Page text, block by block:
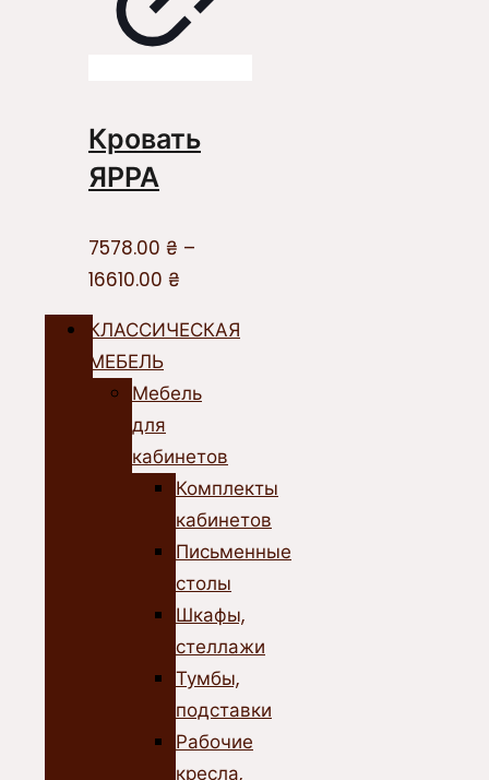
Кровать
ЯРРА
7578.00 ₴ –
16610.00 ₴
КЛАССИЧЕСКАЯ
МЕБЕЛЬ
Мебель
для
кабинетов
Комплекты
кабинетов
Письменные
столы
Шкафы,
стеллажи
Тумбы,
подставки
Рабочие
кресла,